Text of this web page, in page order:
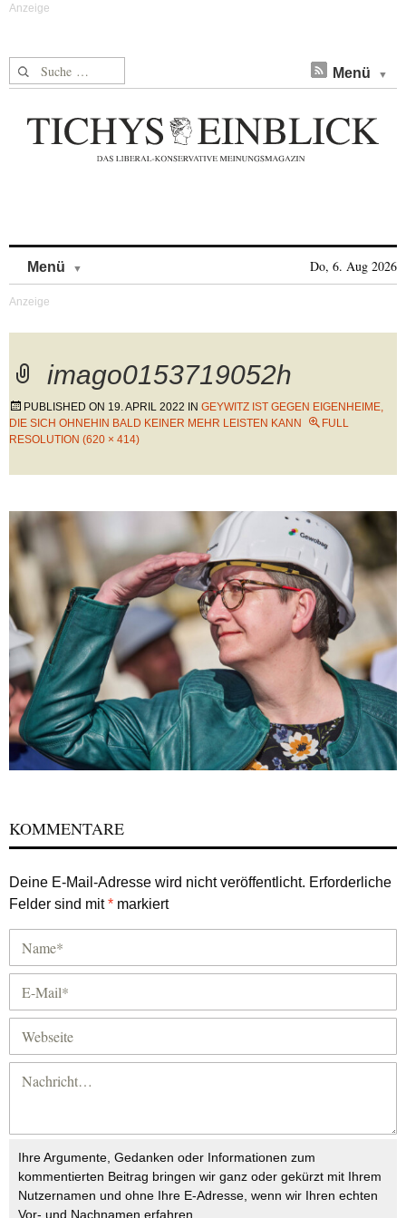
Suche nach: Menü
Menü Do, 6. Aug 2026
imago0153719052h
PUBLISHED ON 19. APRIL 2022 IN GEYWITZ IST GEGEN EIGENHEIME,
DIE SICH OHNEHIN BALD KEINER MEHR LEISTEN KANN
FULL
RESOLUTION (620 × 414)
KOMMENTARE
Deine E-Mail-Adresse wird nicht veröffentlicht. Erforderliche
Felder sind mit* markiert
Ihre Argumente, Gedanken oder Informationen zum
kommentierten Beitrag bringen wir ganz oder gekürzt mit Ihrem
Nutzernamen und ohne Ihre E-Adresse, wenn wir Ihren echten
Vor- und Nachnamen erfahren.